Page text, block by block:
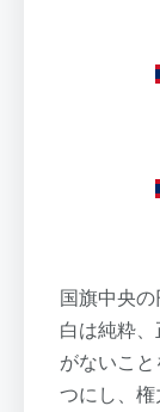
国旗中央の
白は純粋
がないこ
つにし、